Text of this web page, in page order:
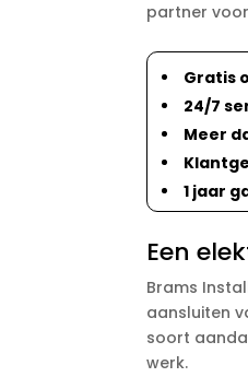
partner
Gratis
24/7
Meer
1 jaar
Een
Brams
aansluiten
soort
werk.